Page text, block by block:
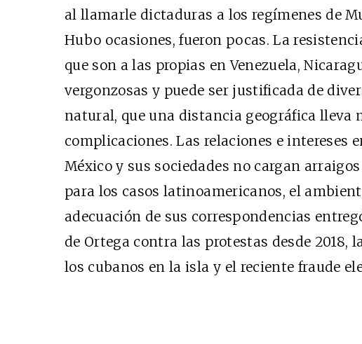
al llamarle dictaduras a los regímenes de
Hubo ocasiones, fueron pocas. La
que son a las propias en Venezuela,
vergonzosas y puede ser justificada de
natural, que una distancia geográfica lleva
complicaciones. Las relaciones e intereses
México y sus sociedades no cargan
para los casos latinoamericanos, el
adecuación de sus correspondencias
de Ortega contra las protestas desde 2018,
los cubanos en la isla y el reciente fraude